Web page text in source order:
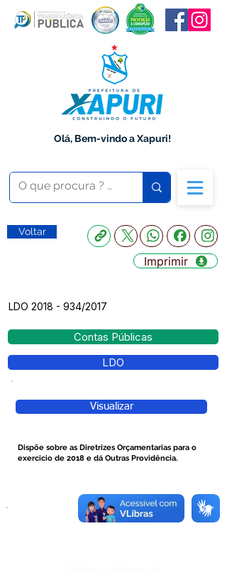
Olá, Bem-vindo a Xapuri!
Voltar
Imprimir
LDO 2018 - 934/2017
Contas Públicas
LDO
Visualizar
Dispõe sobre as Diretrizes Orçamentarias para o
exercicio de 2018 e dá Outras Providência.
Número do Diário: